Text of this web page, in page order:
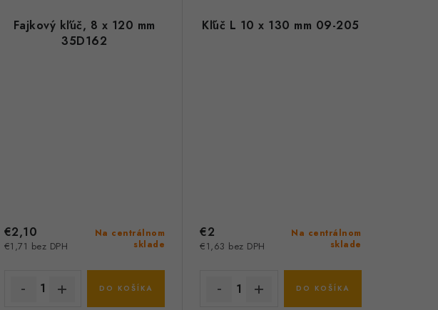
Fajkový kľúč, 8 x 120 mm
35D162
Na centrálnom
sklade
€1,71 bez DPH
€2,10
DO KOŠÍKA
Kľúč L 10 x 130 mm 09-205
Na centrálnom
sklade
€1,63 bez DPH
€2
DO KOŠÍKA